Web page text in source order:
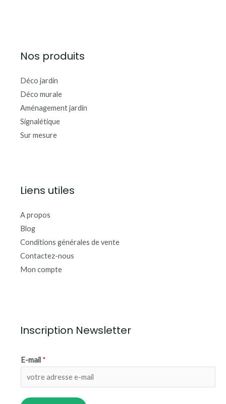
Nos produits
Déco jardin
Déco murale
Aménagement jardin
Signalétique
Sur mesure
Liens utiles
A propos
Blog
Conditions générales de vente
Contactez-nous
Mon compte
Inscription Newsletter
E-mail *